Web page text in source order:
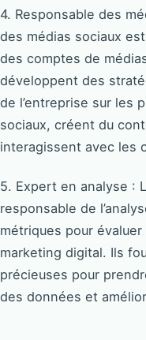
4. Responsable des
des médias sociaux
des comptes de
développent des
de l’entreprise sur les
sociaux, créent du
interagissent avec les
5. Expert en analyse :
responsable de
métriques pour
marketing digital. Ils
précieuses pour
des données et